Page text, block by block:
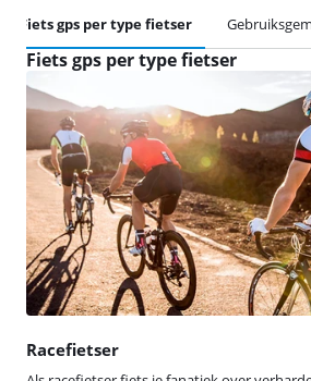
Fiets gps per type fietser
Fiets gps per type fietser
Racefietser